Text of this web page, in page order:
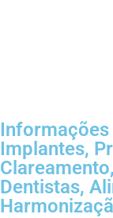
Implantes,
Dentistas,